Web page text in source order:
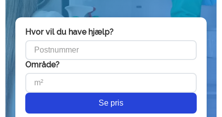
Hvor vil du have hjælp?
Område?
Se pris